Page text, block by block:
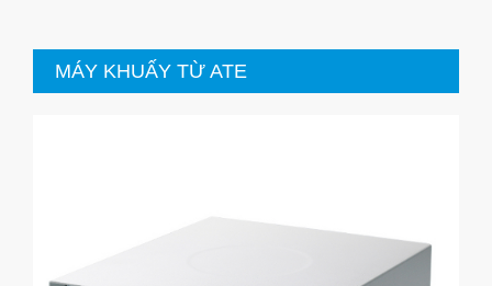
MÁY KHUẤY TỪ ATE